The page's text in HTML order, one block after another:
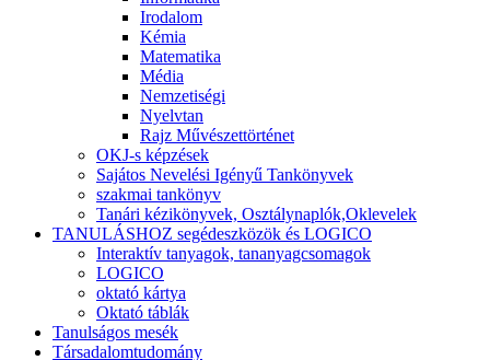
Irodalom
Kémia
Matematika
Média
Nemzetiségi
Nyelvtan
Rajz Művészettörténet
OKJ-s képzések
Sajátos Nevelési Igényű Tankönyvek
szakmai tankönyv
Tanári kézikönyvek, Osztálynaplók,Oklevelek
TANULÁSHOZ segédeszközök és LOGICO
Interaktív tanyagok, tananyagcsomagok
LOGICO
oktató kártya
Oktató táblák
Tanulságos mesék
Társadalomtudomány